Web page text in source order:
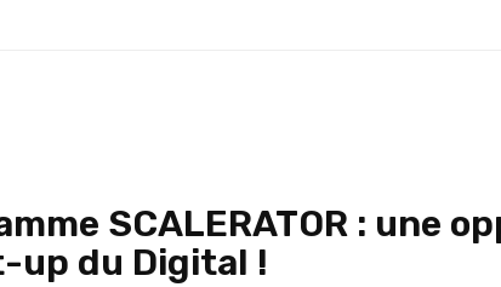
SCALERATOR : une
up du Digital !